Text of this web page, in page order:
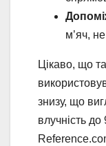
м’яч,
Цікаво, що
знизу, що
влучність